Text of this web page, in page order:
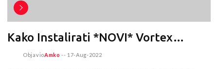
Kako Instalirati *NOVI* Vortex…
ObjavioAmko -- 17-Aug-2022